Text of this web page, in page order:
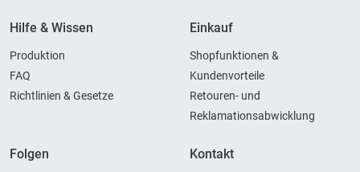
Hilfe & Wissen
Produktion
FAQ
Richtlinien & Gesetze
Einkauf
Shopfunktionen &
Kundenvorteile
Retouren- und
Reklamationsabwicklung
Folgen Kontakt